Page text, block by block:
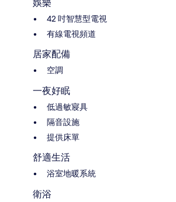
娛樂
42 吋智慧型電視
有線電視頻道
居家配備
空調
一夜好眠
低過敏寢具
隔音設施
提供床單
舒適生活
浴室地暖系統
衛浴